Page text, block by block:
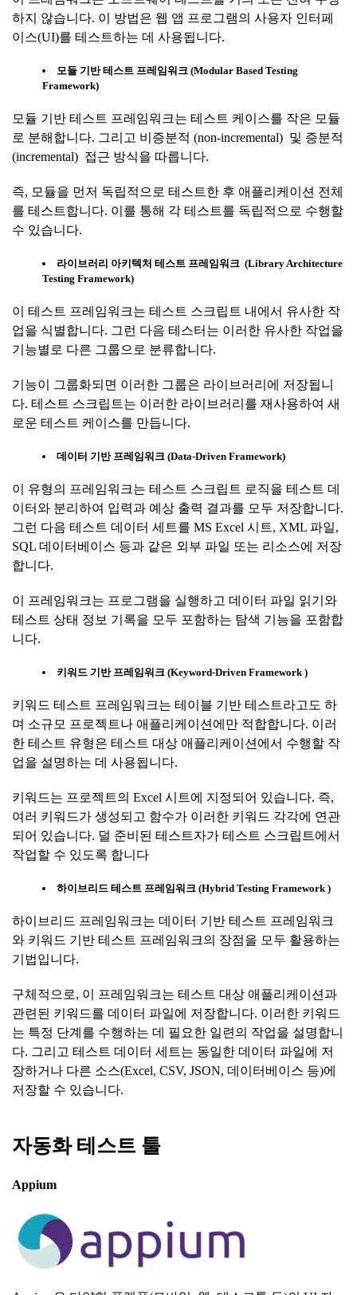
하지 않습니다. 이 방법은 웹 앱 프로그램의 사용자 인터페
이스(UI)를 테스트하는 데 사용됩니다.
모듈 기반 테스트 프레임워크 (Modular Based Testing
Framework)
모듈 기반 테스트 프레임워크는 테스트 케이스를 작은 모듈
로 분해합니다. 그리고 비증분적 (non-incremental) 및 증분적
(incremental) 접근 방식을 따릅니다.
즉, 모듈을 먼저 독립적으로 테스트한 후 애플리케이션 전체
를 테스트합니다. 이를 통해 각 테스트를 독립적으로 수행할
수 있습니다.
라이브러리 아키텍처 테스트 프레임워크 (Library Architecture
Testing Framework)
이 테스트 프레임워크는 테스트 스크립트 내에서 유사한 작
업을 식별합니다. 그런 다음 테스터는 이러한 유사한 작업을
기능별로 다른 그룹으로 분류합니다.
기능이 그룹화되면 이러한 그룹은 라이브러리에 저장됩니
다. 테스트 스크립트는 이러한 라이브러리를 재사용하여 새
로운 테스트 케이스를 만듭니다.
데이터 기반 프레임워크 (Data-Driven Framework)
이 유형의 프레임워크는 테스트 스크립트 로직을 테스트 데
이터와 분리하여 입력과 예상 출력 결과를 모두 저장합니다.
그런 다음 테스트 데이터 세트를 MS Excel 시트, XML 파일,
SQL 데이터베이스 등과 같은 외부 파일 또는 리소스에 저장
합니다.
이 프레임워크는 프로그램을 실행하고 데이터 파일 읽기와
테스트 상태 정보 기록을 모두 포함하는 탐색 기능을 포함합
니다.
키워드 기반 프레임워크 (Keyword-Driven Framework )
키워드 테스트 프레임워크는 테이블 기반 테스트라고도 하
며 소규모 프로젝트나 애플리케이션에만 적합합니다. 이러
한 테스트 유형은 테스트 대상 애플리케이션에서 수행할 작
업을 설명하는 데 사용됩니다.
키워드는 프로젝트의 Excel 시트에 지정되어 있습니다. 즉,
여러 키워드가 생성되고 함수가 이러한 키워드 각각에 연관
되어 있습니다. 덜 준비된 테스트자가 테스트 스크립트에서
작업할 수 있도록 합니다
하이브리드 테스트 프레임워크 (Hybrid Testing Framework )
하이브리드 프레임워크는 데이터 기반 테스트 프레임워크
와 키워드 기반 테스트 프레임워크의 장점을 모두 활용하는
기법입니다.
구체적으로, 이 프레임워크는 테스트 대상 애플리케이션과
관련된 키워드를 데이터 파일에 저장합니다. 이러한 키워드
는 특정 단계를 수행하는 데 필요한 일련의 작업을 설명합니
다. 그리고 테스트 데이터 세트는 동일한 데이터 파일에 저
장하거나 다른 소스(Excel, CSV, JSON, 데이터베이스 등)에
저장할 수 있습니다.
자동화 테스트 툴
Appium